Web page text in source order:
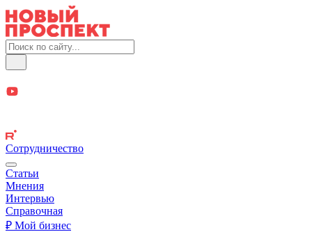
Сотрудничество
Статьи
Мнения
Интервью
Справочная
₽ Мой бизнес